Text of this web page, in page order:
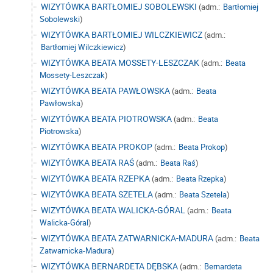
WIZYTÓWKA BARTŁOMIEJ SOBOLEWSKI (adm.: Bartłomiej
Sobolewski)
WIZYTÓWKA BARTŁOMIEJ WILCZKIEWICZ(adm.:
Bartłomiej Wilczkiewicz)
WIZYTÓWKA BEATA MOSSETY-LESZCZAK(adm.: Beata
Mossety-Leszczak)
WIZYTÓWKA BEATA PAWŁOWSKA(adm.: Beata
Pawłowska)
WIZYTÓWKA BEATA PIOTROWSKA(adm.: Beata
Piotrowska)
WIZYTÓWKA BEATA PROKOP(adm.: Beata Prokop)
WIZYTÓWKA BEATA RAŚ(adm.: Beata Raś)
WIZYTÓWKA BEATA RZEPKA(adm.: Beata Rzepka)
WIZYTÓWKA BEATA SZETELA(adm.: Beata Szetela)
WIZYTÓWKA BEATA WALICKA-GÓRAL(adm.: Beata
Walicka-Góral)
WIZYTÓWKA BEATA ZATWARNICKA-MADURA(adm.: Beata
Zatwarnicka-Madura)
WIZYTÓWKA BERNARDETA DĘBSKA(adm.: Bernardeta